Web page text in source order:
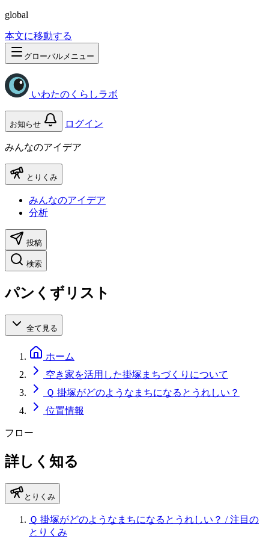
global
本文に移動する
グローバルメニュー
いわたのくらしラボ
お知らせ ログイン
みんなのアイデア
とりくみ
みんなのアイデア
分析
投稿
検索
パンくずリスト
全て見る
ホーム
空き家を活用した掛塚まちづくりについて
Ｑ 掛塚がどのようなまちになるとうれしい？
位置情報
フロー
詳しく知る
とりくみ
Ｑ 掛塚がどのようなまちになるとうれしい？ / 注目の
とりくみ